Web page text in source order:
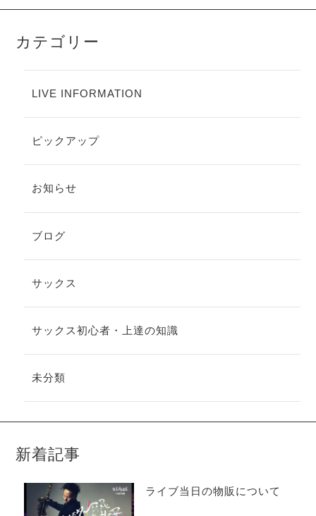
カテゴリー
LIVE INFORMATION
ピックアップ
お知らせ
ブログ
サックス
サックス初心者・上達の知識
未分類
新着記事
ライブ当日の物販について